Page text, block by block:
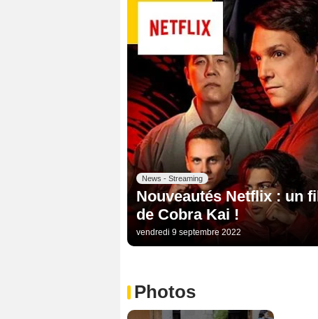
News - Streaming
Nouveautés Netflix : un
de Cobra Kai !
vendredi 9 septembre 2022
Photos